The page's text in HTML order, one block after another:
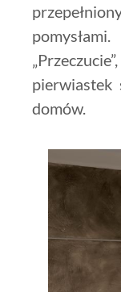
pierwiastek
domów.